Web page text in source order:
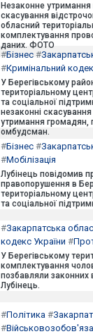
Незаконне
скасування
обласний
комплектування
даних. ФОТО
#Бізнес #
#Кримінальний
У Берегівському
територіальному
та соціальної
незаконні
утримання громадян,
омбудсман.
#Бізнес #
#Мобілізація
Лубінець повідомив
правопорушення в
територіальному
та соціальної
#Закарпатська
кодекс України #
У Берегівському
комплектування
позбавляли законних
Лубінець.
#Політика #
#